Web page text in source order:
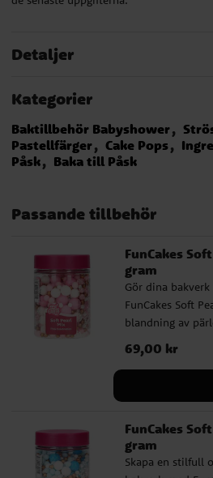
Detaljer
Kategorier
Baktillbehör Babyshower
Pastellfärger
Cake Pops
Påsk
Baka till Påsk
Passande tillbehör
FunCakes
gram
Gör dina
FunCakes Soft
blandning av
kommer i
guldfärgade
pärlorna är
dem till att
kakor på
fester,
Pris :69,00 kr
69,00 kr
FunCakes
gram
Skapa en stilfull